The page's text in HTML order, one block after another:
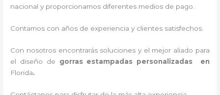
nacional y proporcionamos diferentes medios de pago.
Contamos con años de experiencia y clientes satisfechos.
Con nosotros encontrarás soluciones y el mejor aliado para
el diseño de
gorras estampadas personalizadas en
Florida.